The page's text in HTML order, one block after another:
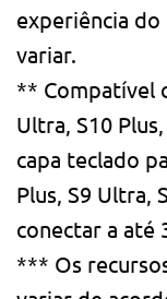
experiência
variar.
** Compatível
Ultra, S10
capa teclado
Plus, S9 Ultra,
conectar a até
*** Os